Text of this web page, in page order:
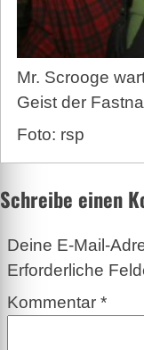
Mr. Scrooge
Geist der
Foto: rsp
Schreibe einen
Deine E-Mail-
Erforderliche
Kommentar *